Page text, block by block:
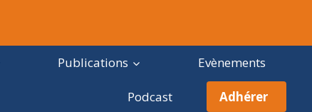
Publications Evènements
Podcast Adhérer